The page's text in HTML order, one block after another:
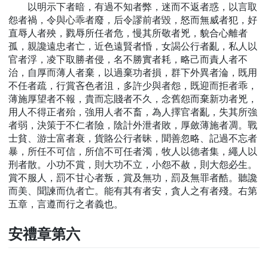
以明示下者暗，有過不知者弊，迷而不返者惑，以言取
怨者禍，令與心乖者廢，后令謬前者毀，怒而無威者犯，好
直辱人者殃，戮辱所任者危，慢其所敬者兇，貌合心離者
孤，親讒遠忠者亡，近色遠賢者惛，女謁公行者亂，私人以
官者浮，凌下取勝者侵，名不勝實者耗，略己而責人者不
治，自厚而薄人者棄，以過棄功者損，群下外異者淪，既用
不任者疏，行賞吝色者沮，多許少與者怨，既迎而拒者乖，
薄施厚望者不報，貴而忘賤者不久，念舊怨而棄新功者兇，
用人不得正者殆，強用人者不畜，為人擇官者亂，失其所強
者弱，決策于不仁者險，陰計外泄者敗，厚斂薄施者凋。戰
士貧、游士富者衰，貨賂公行者昧，聞善忽略、記過不忘者
暴，所任不可信，所信不可任者濁，牧人以德者集，繩人以
刑者散。小功不賞，則大功不立，小怨不赦，則大怨必生。
賞不服人，罰不甘心者叛，賞及無功，罰及無罪者酷。聽讒
而美、聞諫而仇者亡。能有其有者安，貪人之有者殘。右第
五章，言遵而行之者義也。
安禮章第六